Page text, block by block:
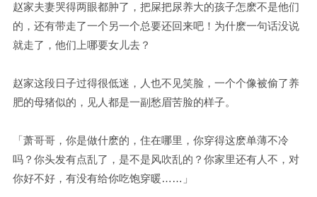
赵家夫妻哭得两眼都肿了，把屎把尿养大的孩子怎麽不是他们
的，还有带走了一个另一个总要还回来吧！为什麽一句话没说
就走了，他们上哪要女儿去？
赵家这段日子过得很低迷，人也不见笑脸，一个个像被偷了养
肥的母猪似的，见人都是一副愁眉苦脸的样子。
「萧哥哥，你是做什麽的，住在哪里，你穿得这麽单薄不冷
吗？你头发有点乱了，是不是风吹乱的？你家里还有人不，对
你好不好，有没有给你吃饱穿暖……」